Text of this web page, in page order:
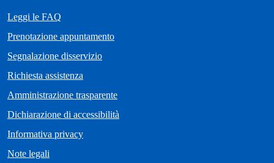
Leggi le FAQ
Prenotazione appuntamento
Segnalazione disservizio
Richiesta assistenza
Amministrazione trasparente
Dichiarazione di accessibilità
Informativa privacy
Note legali